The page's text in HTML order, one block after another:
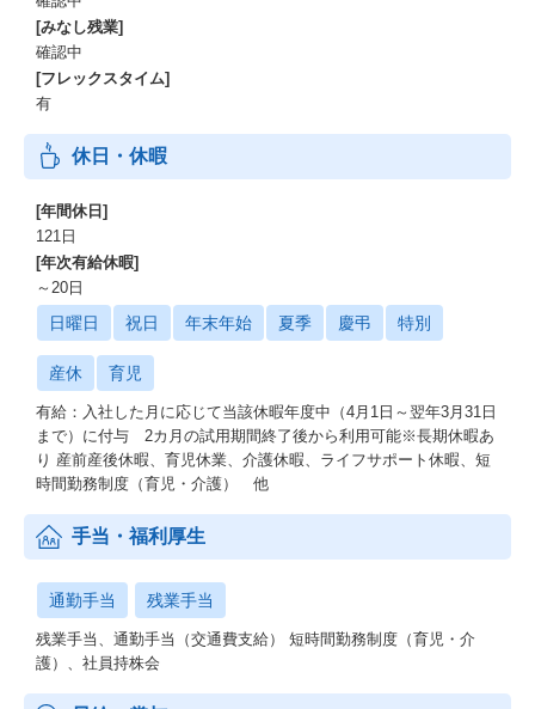
[みなし残業]
確認中
[フレックスタイム]
有
休日・休暇
[年間休日]
121日
[年次有給休暇]
～20日
日曜日 祝日 年末年始 夏季 慶弔 特別
産休 育児
有給：入社した月に応じて当該休暇年度中（4月1日～翌年3月31日
まで）に付与 2カ月の試用期間終了後から利用可能※長期休暇あ
り 産前産後休暇、育児休業、介護休暇、ライフサポート休暇、短
時間勤務制度（育児・介護） 他
手当・福利厚生
通勤手当 残業手当
残業手当、通勤手当（交通費支給） 短時間勤務制度（育児・介
護）、社員持株会